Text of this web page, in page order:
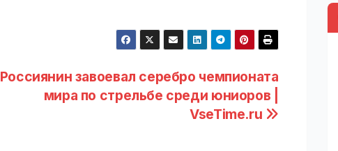
Россиянин завоевал серебро чемпионата
мира по стрельбе среди юниоров |
VseTime.ru